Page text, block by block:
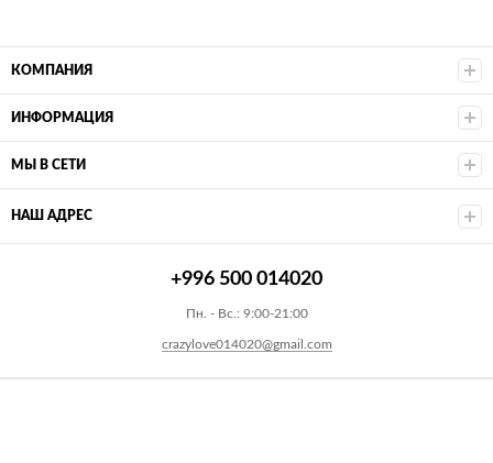
КОМПАНИЯ
ИНФОРМАЦИЯ
МЫ В СЕТИ
НАШ АДРЕС
+996 500 014020
Пн. - Вс.: 9:00-21:00
crazylove014020@gmail.com